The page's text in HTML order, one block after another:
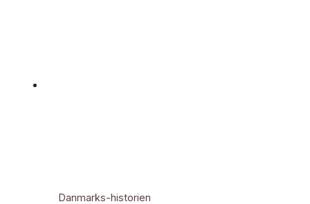
Danmarks-historien